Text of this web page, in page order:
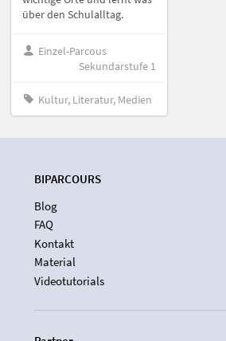
über den Schulalltag.
Einzel-Parcous
Sekundarstufe 1
Kultur, Literatur, Medien
BIPARCOURS
Blog
FAQ
Kontakt
Material
Videotutorials